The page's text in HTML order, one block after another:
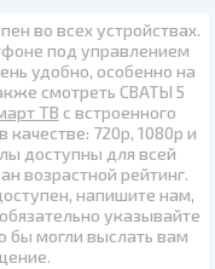
во всех устройствах.
под управлением
удобно, особенно на
смотреть СВАТЫ 5
ТВ с встроенного
качестве: 720p, 1080p и
доступны для всей
возрастной рейтинг.
напишите нам,
указывайте
бы могли выслать вам